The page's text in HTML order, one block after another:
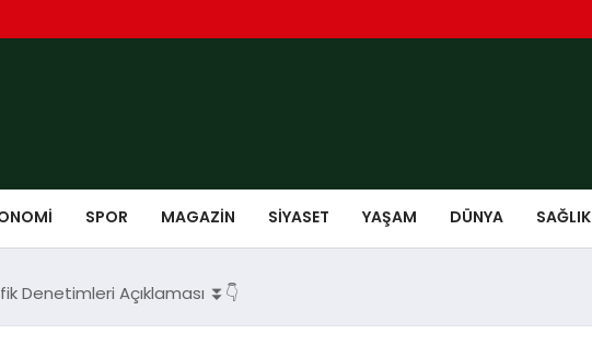
SPOR MAGAZIN SIYASET YAŞAM DÜNYA SAĞLIK
Denetimleri Açıklaması ⏬👇